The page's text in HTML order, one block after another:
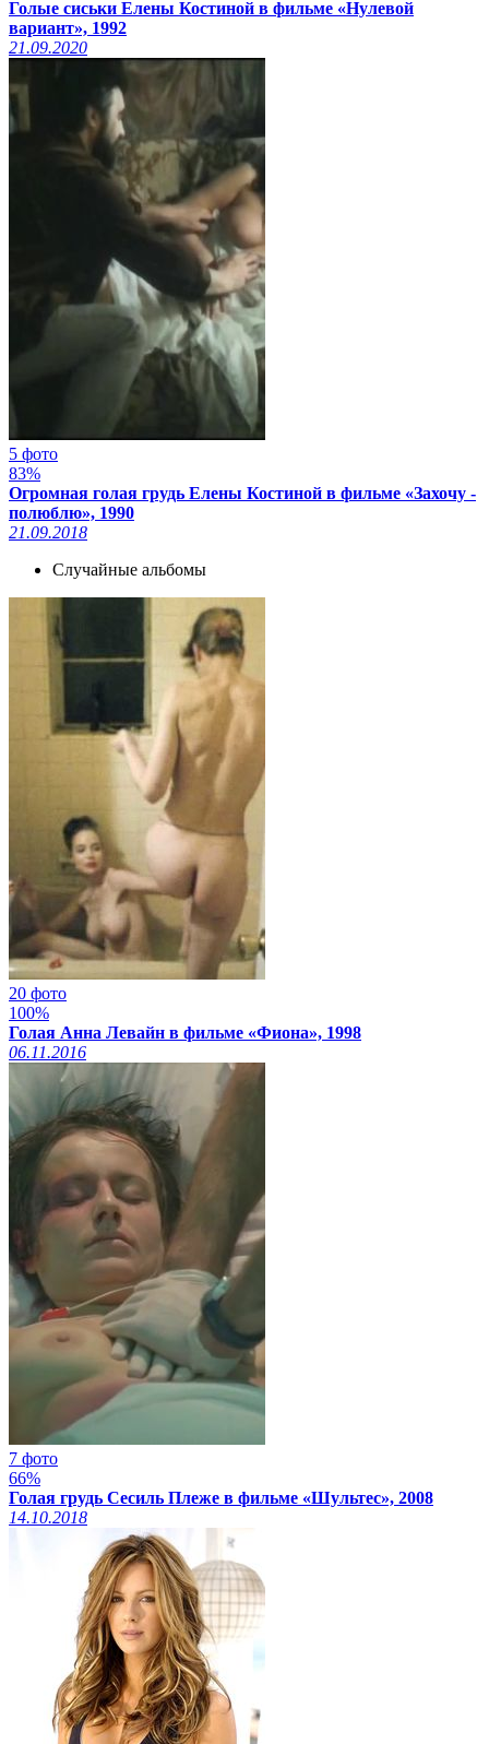
Голые сиськи Елены Костиной в фильме «Нулевой
вариант», 1992
21.09.2020
5 фото
83%
Огромная голая грудь Елены Костиной в фильме «Захочу -
полюблю», 1990
21.09.2018
Случайные альбомы
20 фото
100%
Голая Анна Левайн в фильме «Фиона», 1998
06.11.2016
7 фото
66%
Голая грудь Сесиль Плеже в фильме «Шультес», 2008
14.10.2018